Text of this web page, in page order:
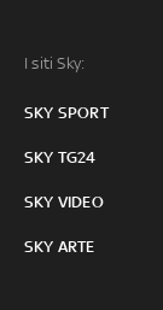
I siti Sky:
SKY SPORT
SKY TG24
SKY VIDEO
SKY ARTE